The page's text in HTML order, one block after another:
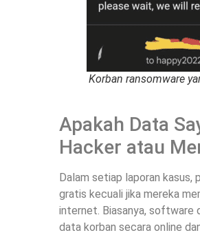
Korban ransomware
Apakah Data
Hacker atau
Dalam setiap laporan
gratis kecuali jika mereka
internet. Biasanya, software
data korban secara online